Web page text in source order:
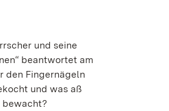
und seine
beantwortet am
den Fingernägeln
und was aß
bewacht?